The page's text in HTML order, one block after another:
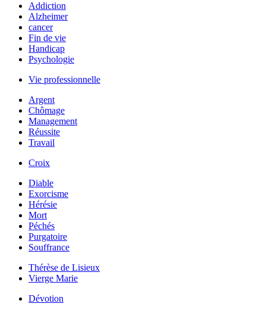
Addiction
Alzheimer
cancer
Fin de vie
Handicap
Psychologie
Vie professionnelle
Argent
Chômage
Management
Réussite
Travail
Croix
Diable
Exorcisme
Hérésie
Mort
Péchés
Purgatoire
Souffrance
Thérèse de Lisieux
Vierge Marie
Dévotion